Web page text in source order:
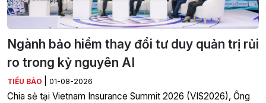
Ngành bảo hiểm thay đổi tư duy quản trị rủi
ro trong kỷ nguyên AI
TIỂU BẢO 01-08-2026
Chia sẻ tại Vietnam Insurance Summit 2026 (VIS2026), Ông